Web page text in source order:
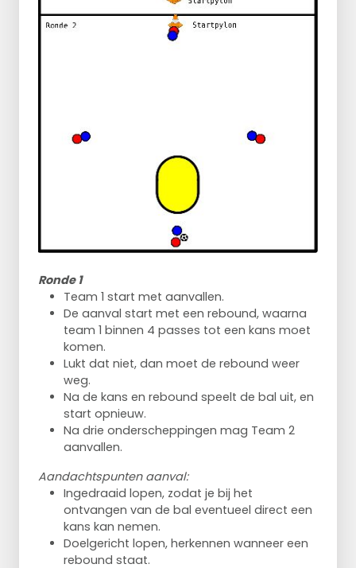
Ronde 1
Team 1 start met aanvallen.
De aanval start met een rebound, waarna
team 1 binnen 4 passes tot een kans moet
komen.
Lukt dat niet, dan moet de rebound weer
weg.
Na de kans en rebound speelt de bal uit, en
start opnieuw.
Na drie onderscheppingen mag Team 2
aanvallen.
Aandachtspunten aanval:
Ingedraaid lopen, zodat je bij het
ontvangen van de bal eventueel direct een
kans kan nemen.
Doelgericht lopen, herkennen wanneer een
rebound staat.